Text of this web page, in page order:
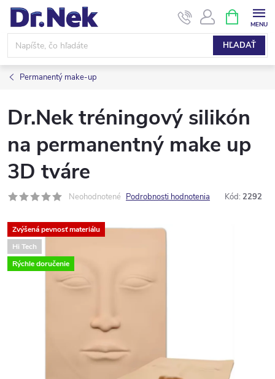
Prejsť
obsah
HĽADAŤ
KOŠÍK
Permanentý make-up
Dr.Nek tréningový silikón
na permanentný make up
3D tváre
Neohodnotené Podrobnosti hodnotenia Kód: 2292
Zvýšená pevnosť materiálu
Hi Tech
Rýchle doručenie